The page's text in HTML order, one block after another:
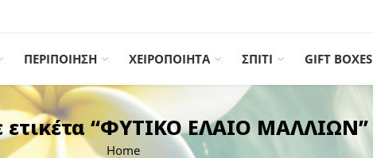
ΠΕΡΙΠΟΙΗΣΗ ΧΕΙΡΟΠΟΙΗΤΑ ΣΠΙΤΙ GIFT BOXES
ετικέτα “ΦΥΤΙΚΟ ΕΛΑΙΟ ΜΑΛΛΙΩΝ”
Home